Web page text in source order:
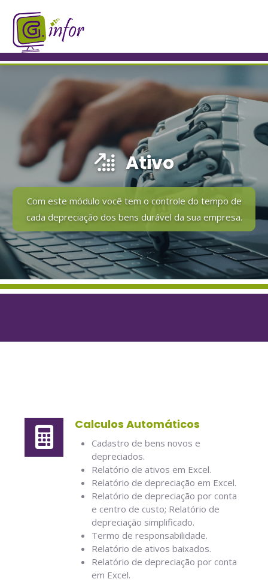
Ativo
Com este módulo você tem o controle do tempo de
cada depreciação dos bens durável da sua empresa.
Calculos Automáticos
Cadastro de bens novos e
depreciados.
Relatório de ativos em Excel.
Relatório de depreciação em Excel.
Relatório de depreciação por conta
e centro de custo; Relatório de
depreciação simplificado.
Termo de responsabilidade.
Relatório de ativos baixados.
Relatório de depreciação por conta
em Excel.